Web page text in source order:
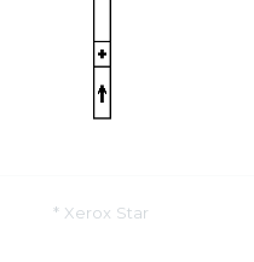
* Xerox Star